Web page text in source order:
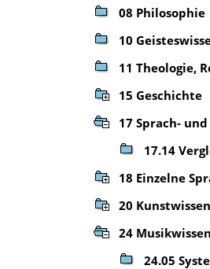
08 Philosophie
10
11 Theologie,
15 Geschichte
17 Sprach-
17.14
18 Einzelne
20
24
24.05